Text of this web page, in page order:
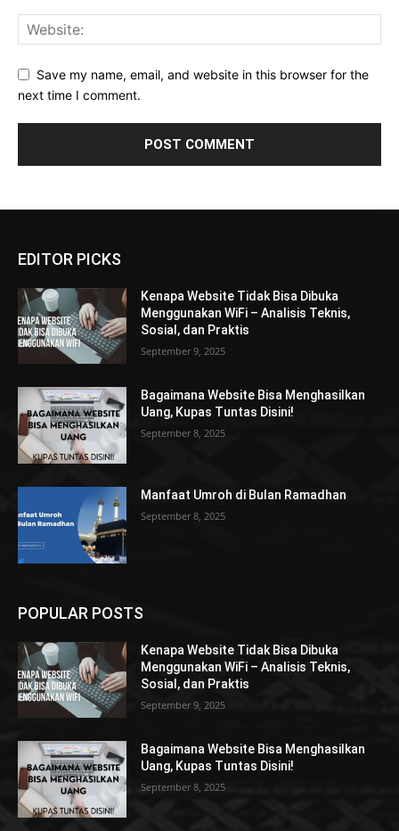
Save my name, email, and website in this browser for the
next time I comment.
EDITOR PICKS
Kenapa Website Tidak Bisa Dibuka
Menggunakan WiFi – Analisis Teknis,
Sosial, dan Praktis
September 9, 2025
Bagaimana Website Bisa Menghasilkan
Uang, Kupas Tuntas Disini!
September 8, 2025
Manfaat Umroh di Bulan Ramadhan
September 8, 2025
POPULAR POSTS
Kenapa Website Tidak Bisa Dibuka
Menggunakan WiFi – Analisis Teknis,
Sosial, dan Praktis
September 9, 2025
Bagaimana Website Bisa Menghasilkan
Uang, Kupas Tuntas Disini!
September 8, 2025